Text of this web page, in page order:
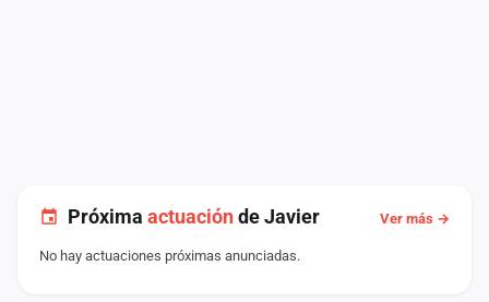
Próxima actuaciónde Javier Ver más →
No hay actuaciones próximas anunciadas.